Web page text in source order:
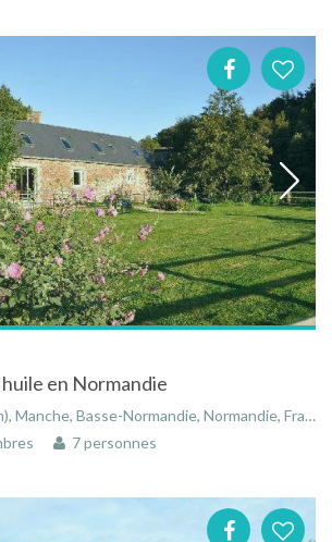
en Normandie
Manche, Basse-Normandie, Normandie, France
7 personnes